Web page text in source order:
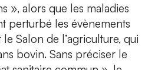
», alors que les maladies
perturbé les évènements
Salon de l’agriculture, qui
bovin. Sans préciser le